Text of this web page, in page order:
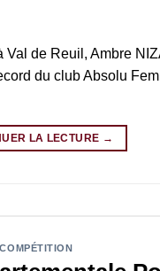
de Reuil, Ambre
du club Absolu
LA LECTURE →
COMPÉTITION